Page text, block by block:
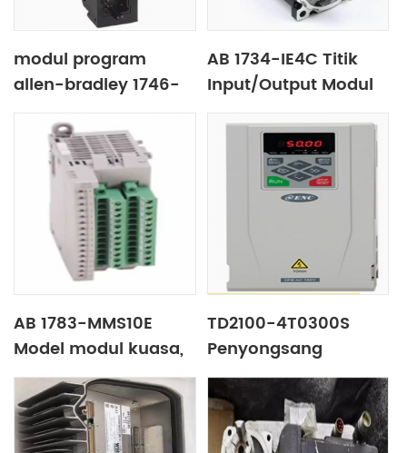
modul program
allen-bradley 1746-
AB 1734-IE4C Titik
Input/Output Modul
Ketumpatan Tinggi 4
Saluran
AB 1783-MMS10E
Model modul kuasa,
parameter dan
spesifikasi
TD2100-4T0300S
Penyongsang
Bekalan Air Tekanan
Malar Emerson